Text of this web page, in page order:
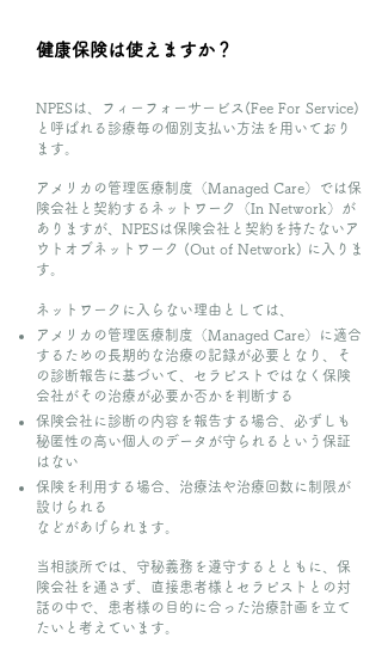
健康保険は使えますか？
NPESは、フィーフォーサービス(Fee For Service)
と呼ばれる診療毎の個別支払い方法を用いており
ます。
アメリカの管理医療制度（Managed Care）では保
険会社と契約するネットワーク（In Network）が
ありますが、NPESは保険会社と契約を持たないア
ウトオブネットワーク (Out of Network) に入りま
す。
ネットワークに入らない理由としては、
アメリカの管理医療制度（Managed Care）に適合
するための長期的な治療の記録が必要となり、そ
の診断報告に基づいて、セラピストではなく保険
会社がその治療が必要か否かを判断する
保険会社に診断の内容を報告する場合、必ずしも
秘匿性の高い個人のデータが守られるという保証
はない
保険を利用する場合、治療法や治療回数に制限が
設けられる
などがあげられます。
当相談所では、守秘義務を遵守するとともに、保
険会社を通さず、直接患者様とセラピストとの対
話の中で、患者様の目的に合った治療計画を立て
たいと考えています。